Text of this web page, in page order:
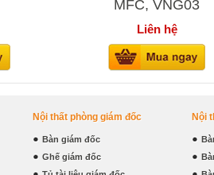
MFC, VNG03
Liên hệ
Nội thất phòng giám đốc
Bàn giám đốc
Ghế giám đốc
Nội